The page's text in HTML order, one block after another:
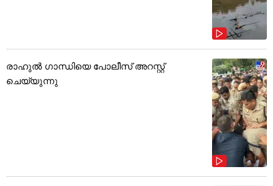
രാഹുൽ ഗാന്ധിയെ പോലീസ് അറസ്റ്റ്
ചെയ്യുന്നു